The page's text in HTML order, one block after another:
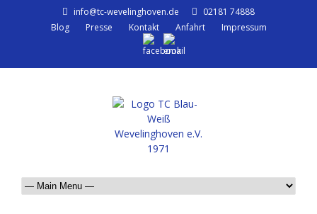
info@tc-wevelinghoven.de
02181 74888
Blog
Presse Kontakt Anfahrt Impressum